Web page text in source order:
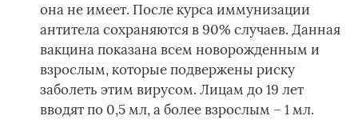
она не имеет. После курса иммунизации
антитела сохраняются в 90% случаев. Данная
вакцина показана всем новорожденным и
взрослым, которые подвержены риску
заболеть этим вирусом. Лицам до 19 лет
вводят по 0,5 мл, а более взрослым – 1 мл.